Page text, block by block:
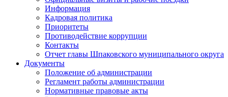
Информация
Кадровая политика
Приоритеты
Противодействие коррупции
Контакты
Отчет главы Шпаковского муниципального округа
Документы
Положение об администрации
Регламент работы администрации
Нормативные правовые акты